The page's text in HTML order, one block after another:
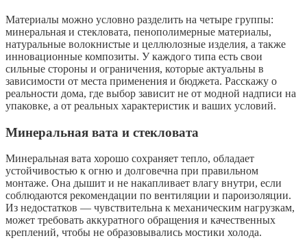
Материалы можно условно разделить на четыре группы:
минеральная и стекловата, пенополимерные материалы,
натуральные волокнистые и целлюлозные изделия, а также
инновационные композиты. У каждого типа есть свои
сильные стороны и ограничения, которые актуальны в
зависимости от места применения и бюджета. Расскажу о
реальности дома, где выбор зависит не от модной надписи на
упаковке, а от реальных характеристик и ваших условий.
Минеральная вата и стекловата
Минеральная вата хорошо сохраняет тепло, обладает
устойчивостью к огню и долговечна при правильном
монтаже. Она дышит и не накапливает влагу внутри, если
соблюдаются рекомендации по вентиляции и пароизоляции.
Из недостатков — чувствительна к механическим нагрузкам,
может требовать аккуратного обращения и качественных
креплений, чтобы не образовывались мостики холода.